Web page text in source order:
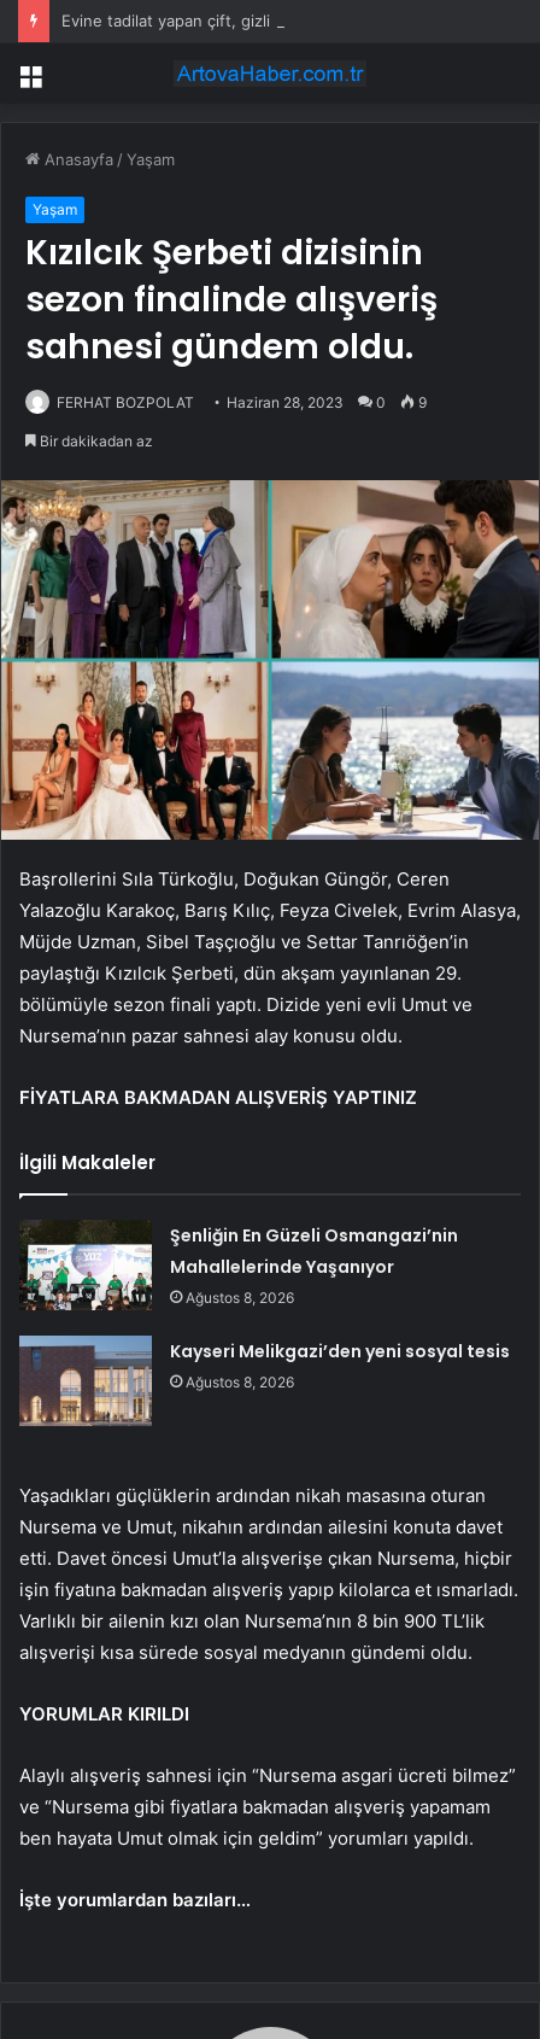
Menü
Anasayfa /Yaşam
Yaşam
Kızılcık Şerbeti dizisinin
sezon finalinde alışveriş
sahnesi gündem oldu.
FERHAT BOZPOLAT Haziran 28, 2023 0 9
Bir dakikadan az
Başrollerini Sıla Türkoğlu, Doğukan Güngör, Ceren
Yalazoğlu Karakoç, Barış Kılıç, Feyza Civelek, Evrim Alasya,
Müjde Uzman, Sibel Taşçıoğlu ve Settar Tanrıöğen’in
paylaştığı Kızılcık Şerbeti, dün akşam yayınlanan 29.
bölümüyle sezon finali yaptı. Dizide yeni evli Umut ve
Nursema’nın pazar sahnesi alay konusu oldu.
FİYATLARA BAKMADAN ALIŞVERİŞ YAPTINIZ
İlgili Makaleler
Şenliğin En Güzeli Osmangazi’nin
Mahallelerinde Yaşanıyor
Ağustos 8, 2026
Kayseri Melikgazi’den yeni sosyal tesis
Ağustos 8, 2026
Yaşadıkları güçlüklerin ardından nikah masasına oturan
Nursema ve Umut, nikahın ardından ailesini konuta davet
etti. Davet öncesi Umut’la alışverişe çıkan Nursema, hiçbir
işin fiyatına bakmadan alışveriş yapıp kilolarca et ısmarladı.
Varlıklı bir ailenin kızı olan Nursema’nın 8 bin 900 TL’lik
alışverişi kısa sürede sosyal medyanın gündemi oldu.
YORUMLAR KIRILDI
Alaylı alışveriş sahnesi için “Nursema asgari ücreti bilmez”
ve “Nursema gibi fiyatlara bakmadan alışveriş yapamam
ben hayata Umut olmak için geldim” yorumları yapıldı.
İşte yorumlardan bazıları…